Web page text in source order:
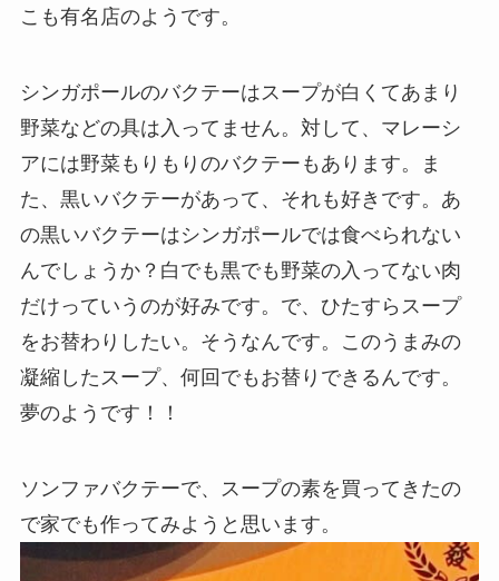
こも有名店のようです。
シンガポールのバクテーはスープが白くてあまり
野菜などの具は入ってません。対して、マレーシ
アには野菜もりもりのバクテーもあります。ま
た、黒いバクテーがあって、それも好きです。あ
の黒いバクテーはシンガポールでは食べられない
んでしょうか？白でも黒でも野菜の入ってない肉
だけっていうのが好みです。で、ひたすらスープ
をお替わりしたい。そうなんです。このうまみの
凝縮したスープ、何回でもお替りできるんです。
夢のようです！！
ソンファバクテーで、スープの素を買ってきたの
で家でも作ってみようと思います。